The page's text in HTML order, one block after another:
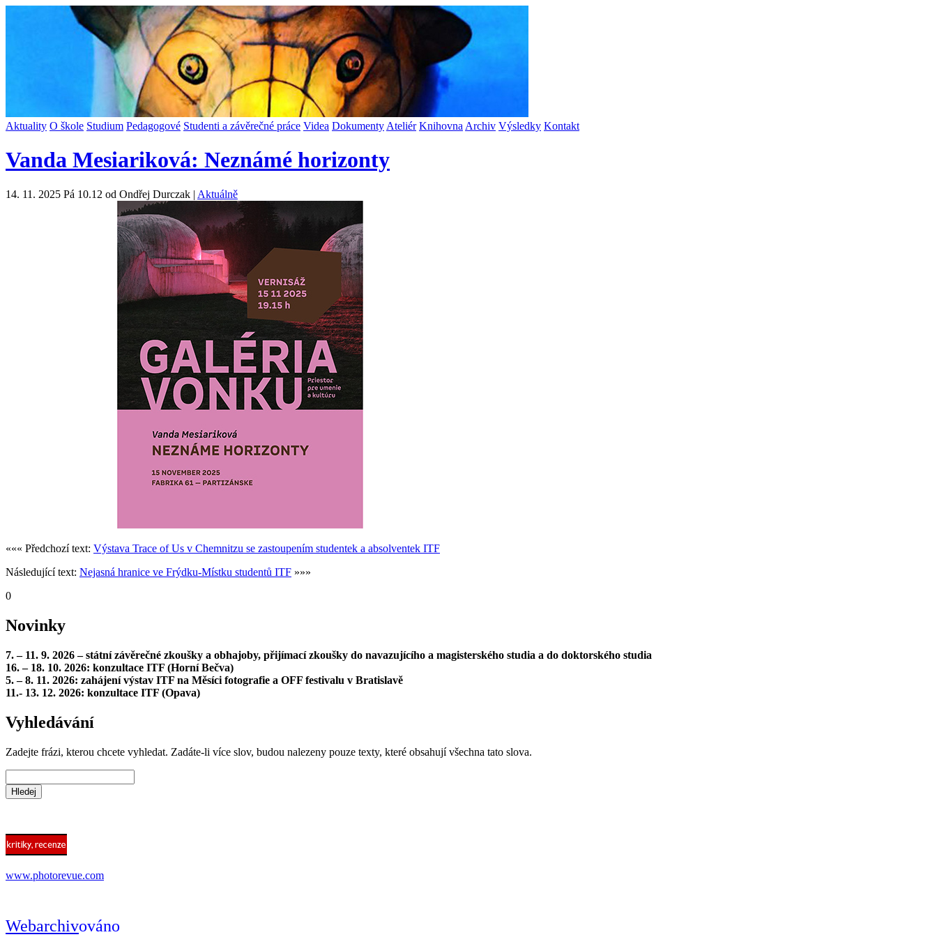
Aktuality O škole Studium Pedagogové Studenti a závěrečné práce Videa Dokumenty Ateliér Knihovna Archiv Výsledky Kontakt
Vanda Mesiariková: Neznámé horizonty
14. 11. 2025 Pá 10.12 od Ondřej Durczak | Aktuálně
««« Předchozí text: Výstava Trace of Us v Chemnitzu se zastoupením studentek a absolventek ITF
Následující text: Nejasná hranice ve Frýdku-Místku studentů ITF »»»
0
Novinky
7. – 11. 9. 2026 – státní závěrečné zkoušky a obhajoby, přijímací zkoušky do navazujícího a magisterského studia a do doktorského studia
16. – 18. 10. 2026: konzultace ITF (Horní Bečva)
5. – 8. 11. 2026: zahájení výstav ITF na Měsíci fotografie a OFF festivalu v Bratislavě
11.- 13. 12. 2026: konzultace ITF (Opava)
Vyhledávání
Zadejte frázi, kterou chcete vyhledat. Zadáte-li více slov, budou nalezeny pouze texty, které obsahují všechna tato slova.
www.photorevue.com
Webarchivováno